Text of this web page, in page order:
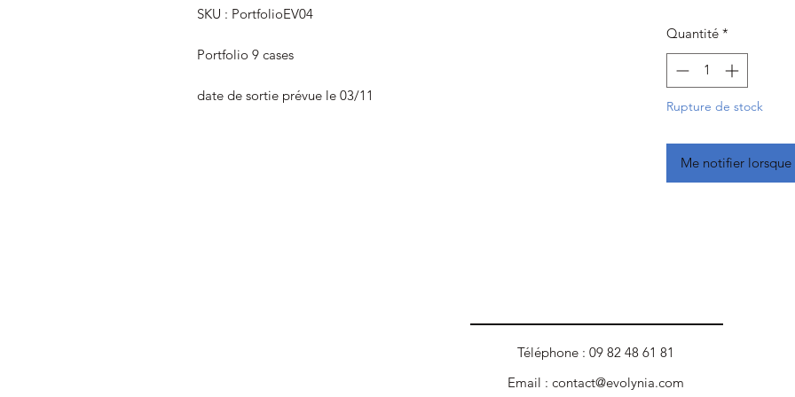
SKU : PortfolioEV04
Portfolio 9 cases
date de sortie prévue le 03/11
Quantité *
Rupture de stock
Me notifier
Téléphone : 09 82 48 61 81
Email : contact@evolynia.com